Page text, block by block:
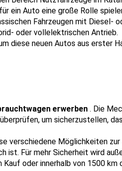
ein Auto eine große Rolle
Fahrzeugen mit Diesel-
oder vollelektrischen Antrieb.
diese neuen Autos aus erster
erwerben . Die
um sicherzustellen,
verschiedene Möglichkeiten
ist. Für mehr Sicherheit wird
Kauf oder innerhalb von 1500